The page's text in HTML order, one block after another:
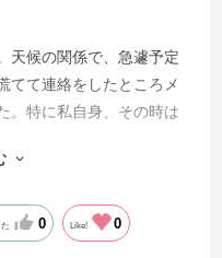
天候の関係で、急遽予定
てて連絡をしたところメ
。特に私自身、その時は
です。ありがとうござい
0 Like! 0